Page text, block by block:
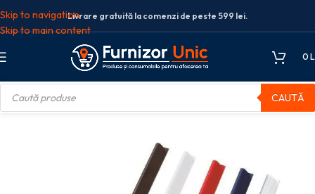
Skip to navigation
Skip to main content
Livrare gratuită la comenzi de peste 599 lei.
0
CAUTĂ
SINA PRINDERE 4MM 25 COLI TRANSPARENTA 50/CUT FELLOWES